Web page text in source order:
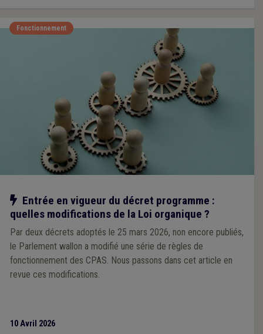
Fonctionnement
Notre action
Entrée en vigueur du décret programme :
quelles modifications de la Loi organique ?
Par deux décrets adoptés le 25 mars 2026, non encore publiés,
le Parlement wallon a modifié une série de règles de
fonctionnement des CPAS. Nous passons dans cet article en
revue ces modifications.
10 Avril 2026